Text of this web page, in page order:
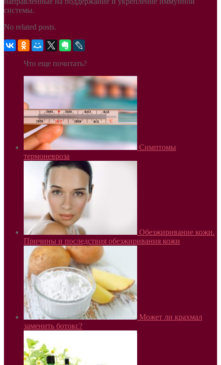
системы.
No related posts.
Что еще почитать?
Симптомы
термоневроза
Обезжиривание кожи.
Причины и последствия обезжиривания кожи
Может ли крахмал
заменить ботокс?